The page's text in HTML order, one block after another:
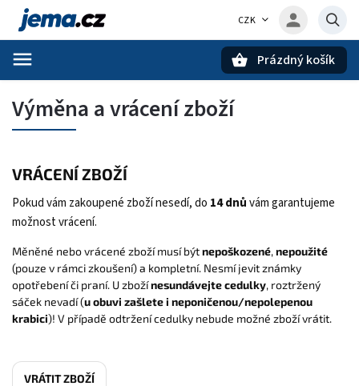
CZK
Prázdný košík
Výměna a vrácení zboží
VRÁCENÍ ZBOŽÍ
Pokud vám zakoupené zboží nesedí, do 14 dnůvám garantujeme
možnost vrácení.
Měněné nebovrácené zboží musí býtnepoškozené,nepoužité
(pouze v rámci zkoušení) a kompletní. Nesmí jevit známky
opotřebeníči praní. U zbožínesundávejtecedulky, roztržený
sáček nevadí (u obuvi zašlete i neponičenou/nepolepenou
krabici)! V případě odtržení cedulky nebude možné zboží vrátit.
VRÁTIT ZBOŽÍ